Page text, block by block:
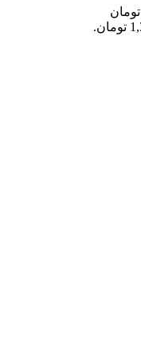
قیمت اصلی: 1,500,000 تومان